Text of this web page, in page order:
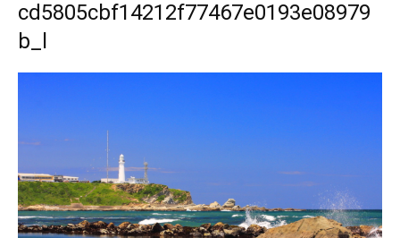
cd5805cbf14212f77467e0193e08979
b_l